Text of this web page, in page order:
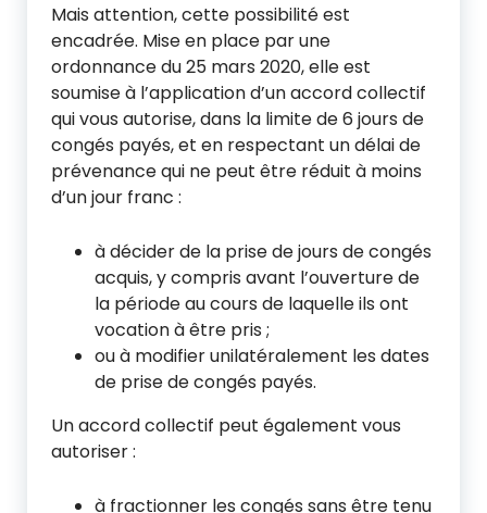
Mais attention, cette possibilité est
encadrée. Mise en place par une
ordonnance du 25 mars 2020, elle est
soumise à l’application d’un accord collectif
qui vous autorise, dans la limite de 6 jours de
congés payés, et en respectant un délai de
prévenance qui ne peut être réduit à moins
d’un jour franc :
à décider de la prise de jours de congés
acquis, y compris avant l’ouverture de
la période au cours de laquelle ils ont
vocation à être pris ;
ou à modifier unilatéralement les dates
de prise de congés payés.
Un accord collectif peut également vous
autoriser :
à fractionner les congés sans être tenu